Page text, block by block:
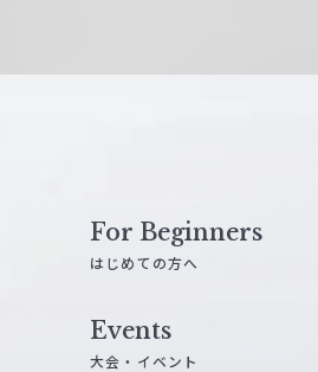
For Beginners
はじめての方へ
Events
大会・イベント